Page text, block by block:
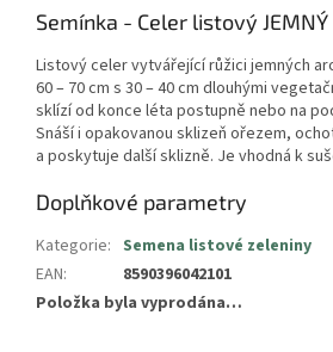
Semínka - Celer listový
Listový celer vytvářející růžici jemných
60 – 70 cm s 30 – 40 cm dlouhými
sklízí od konce léta postupně nebo na
Snáší i opakovanou sklizeň ořezem,
a poskytuje další sklizně. Je vhodná k
Doplňkové parametry
Kategorie: Semena listové zeleniny
EAN:
8590396042101
Položka byla vyprodána…